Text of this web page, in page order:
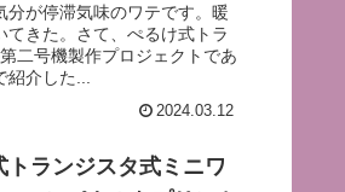
分が停滞気味のワテです。暖
きた。さて、ぺるけ式トラ
二号機製作プロジェクトであ
介した...
2024.03.12
トランジスタ式ミニワ